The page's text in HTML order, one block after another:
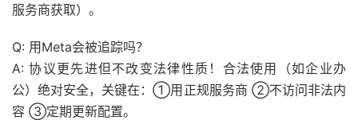
服务商获取）。
Q: 用Meta会被追踪吗？
A: 协议更先进但不改变法律性质！合法使用（如企业办
公）绝对安全，关键在：①用正规服务商 ②不访问非法内
容 ③定期更新配置。